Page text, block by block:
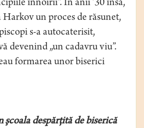
înnoirii”. În anii ’30 însă,
Harkov un proces de răsunet,
s-a autocaterisit,
devenind „un cadavru viu”.
formarea unor biserici
şcoala despărţită de biserică